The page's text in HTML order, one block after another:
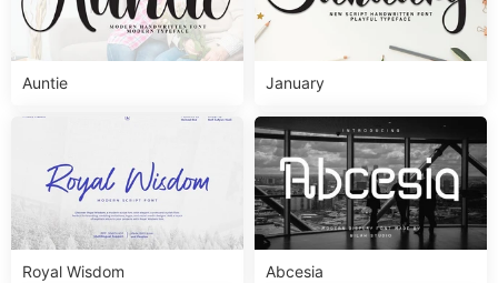
Auntie January
Royal Wisdom Abcesia